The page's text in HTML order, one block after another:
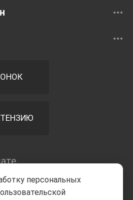
персональных